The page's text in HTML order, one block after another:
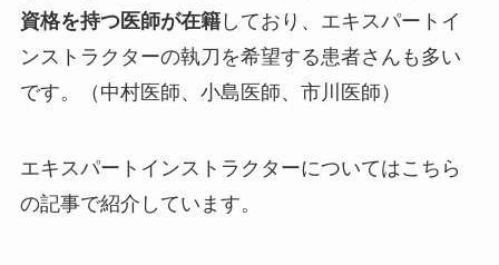
資格を持つ医師が在籍しており、エキスパートイ
ンストラクターの執刀を希望する患者さんも多い
です。（中村医師、小島医師、市川医師）
エキスパートインストラクターについてはこちら
の記事で紹介しています。